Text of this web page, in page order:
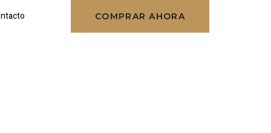
COMPRAR AHORA